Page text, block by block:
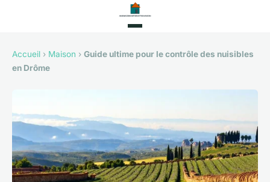
Accueil › Maison › Guide ultime pour le contrôle des nuisibles
en Drôme